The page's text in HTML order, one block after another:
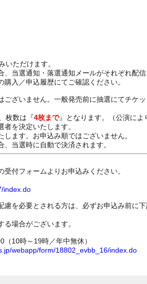
ただけます。
当選通知・落選通知メールがそれぞれ配信
入／申込履歴にてご確認ください。
ございません。一般発売前に抽選にてチケ
枚数は『4枚まで』となります。（公演によ
を決定いたします。
ます。お申込み順ではございません。
当選時に自動で決済されます。
付フォームよりお申込みください。
index.do
慮を必要とされる方は、必ずお申込み前に
場合がございます。
10時～19時／年中無休）
webapp/form/18802_evbb_16/index.do